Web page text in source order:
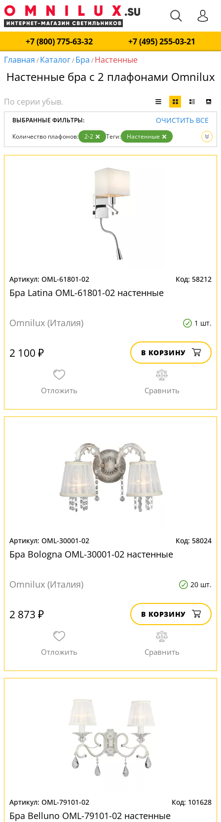
+7 (800) 775-63-32
+7 (495) 255-03-21
Главная / Каталог/ Бра / Настенные
Настенные бра с 2 плафонами Omnilux
ВЫБРАННЫЕ ФИЛЬТРЫ: ОЧИСТИТЬ ВСЕ
Количество плафонов: 2-2 Теги:
Настенные
Вид:
Бра
OML-61801-02 58212
Бра Latina OML-61801-02 настенные
Omnilux (Италия) 1 шт.
2 100 ₽ В КОРЗИНУ
OML-30001-02 58024
Бра Bologna OML-30001-02 настенные
Omnilux (Италия) 20 шт.
2 873 ₽ В КОРЗИНУ
OML-79101-02 101628
Бра Belluno OML-79101-02 настенные